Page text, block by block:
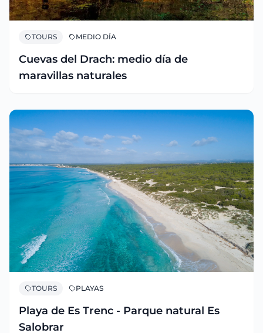
TOURS MEDIO DÍA
Cuevas del Drach: medio día de
maravillas naturales
TOURS PLAYAS
Playa de Es Trenc - Parque natural Es
Salobrar